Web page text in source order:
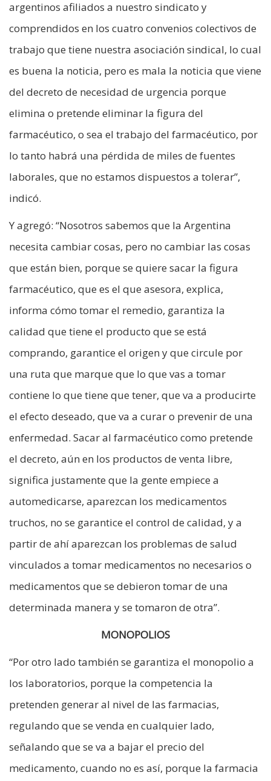
argentinos afiliados a nuestro sindicato y
comprendidos en los cuatro convenios colectivos de
trabajo que tiene nuestra asociación sindical, lo cual
es buena la noticia, pero es mala la noticia que viene
del decreto de necesidad de urgencia porque
elimina o pretende eliminar la figura del
farmacéutico, o sea el trabajo del farmacéutico, por
lo tanto habrá una pérdida de miles de fuentes
laborales, que no estamos dispuestos a tolerar”,
indicó.
Y agregó: “Nosotros sabemos que la Argentina
necesita cambiar cosas, pero no cambiar las cosas
que están bien, porque se quiere sacar la figura
farmacéutico, que es el que asesora, explica,
informa cómo tomar el remedio, garantiza la
calidad que tiene el producto que se está
comprando, garantice el origen y que circule por
una ruta que marque que lo que vas a tomar
contiene lo que tiene que tener, que va a producirte
el efecto deseado, que va a curar o prevenir de una
enfermedad. Sacar al farmacéutico como pretende
el decreto, aún en los productos de venta libre,
significa justamente que la gente empiece a
automedicarse, aparezcan los medicamentos
truchos, no se garantice el control de calidad, y a
partir de ahí aparezcan los problemas de salud
vinculados a tomar medicamentos no necesarios o
medicamentos que se debieron tomar de una
determinada manera y se tomaron de otra”.
MONOPOLIOS
“Por otro lado también se garantiza el monopolio a
los laboratorios, porque la competencia la
pretenden generar al nivel de las farmacias,
regulando que se venda en cualquier lado,
señalando que se va a bajar el precio del
medicamento, cuando no es así, porque la farmacia